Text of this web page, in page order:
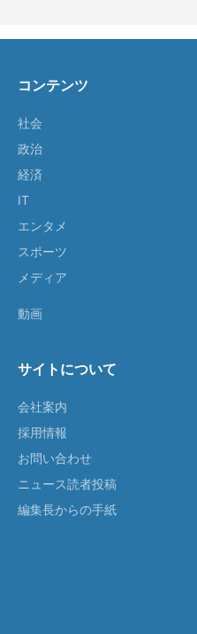
コンテンツ
社会
政治
経済
IT
エンタメ
スポーツ
メディア
動画
サイトについて
会社案内
採用情報
お問い合わせ
ニュース読者投稿
編集長からの手紙